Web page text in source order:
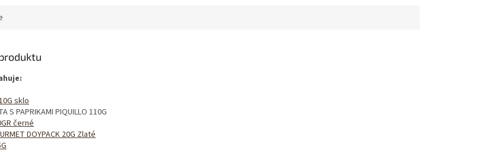
sklo
S PAPRIKAMI PIQUILLO 110G
černé
DOYPACK 20G Zlaté